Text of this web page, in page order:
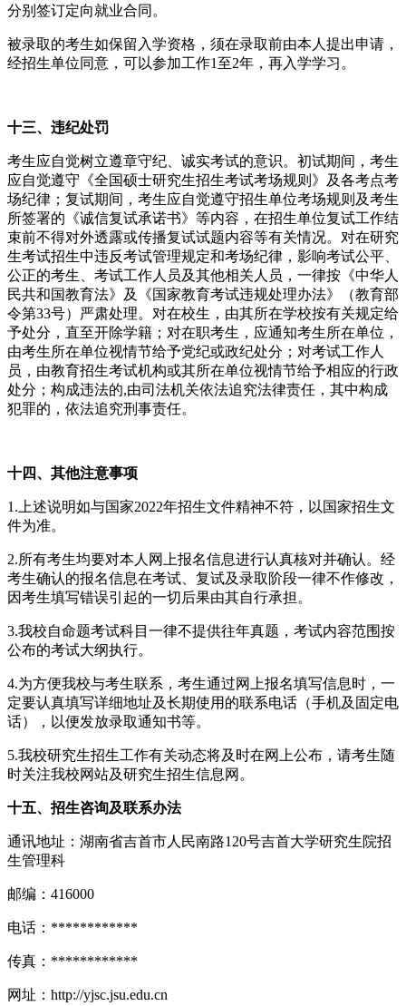
分别签订定向就业合同。
被录取的考生如保留入学资格，须在录取前由本人提出申请，
经招生单位同意，可以参加工作1至2年，再入学学习。
十三、违纪处罚
考生应自觉树立遵章守纪、诚实考试的意识。初试期间，考生
应自觉遵守《全国硕士研究生招生考试考场规则》及各考点考
场纪律；复试期间，考生应自觉遵守招生单位考场规则及考生
所签署的《诚信复试承诺书》等内容，在招生单位复试工作结
束前不得对外透露或传播复试试题内容等有关情况。对在研究
生考试招生中违反考试管理规定和考场纪律，影响考试公平、
公正的考生、考试工作人员及其他相关人员，一律按《中华人
民共和国教育法》及《国家教育考试违规处理办法》（教育部
令第33号）严肃处理。对在校生，由其所在学校按有关规定给
予处分，直至开除学籍；对在职考生，应通知考生所在单位，
由考生所在单位视情节给予党纪或政纪处分；对考试工作人
员，由教育招生考试机构或其所在单位视情节给予相应的行政
处分；构成违法的,由司法机关依法追究法律责任，其中构成
犯罪的，依法追究刑事责任。
十四、其他注意事项
1.上述说明如与国家2022年招生文件精神不符，以国家招生文
件为准。
2.所有考生均要对本人网上报名信息进行认真核对并确认。经
考生确认的报名信息在考试、复试及录取阶段一律不作修改，
因考生填写错误引起的一切后果由其自行承担。
3.我校自命题考试科目一律不提供往年真题，考试内容范围按
公布的考试大纲执行。
4.为方便我校与考生联系，考生通过网上报名填写信息时，一
定要认真填写详细地址及长期使用的联系电话（手机及固定电
话），以便发放录取通知书等。
5.我校研究生招生工作有关动态将及时在网上公布，请考生随
时关注我校网站及研究生招生信息网。
十五、招生咨询及联系办法
通讯地址：湖南省吉首市人民南路120号吉首大学研究生院招
生管理科
邮编：416000
电话：************
传真：************
网址：http://yjsc.jsu.edu.cn